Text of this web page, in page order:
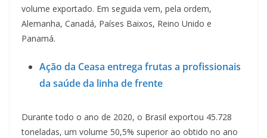
volume exportado. Em seguida vem, pela ordem,
Alemanha, Canadá, Países Baixos, Reino Unido e
Panamá.
Ação da Ceasa entrega frutas a profissionais
da saúde da linha de frente
Durante todo o ano de 2020, o Brasil exportou 45.728
toneladas, um volume 50,5% superior ao obtido no ano